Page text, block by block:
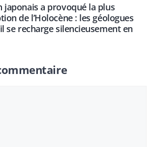
japonais a provoqué la plus
de l’Holocène : les géologues
se recharge silencieusement en